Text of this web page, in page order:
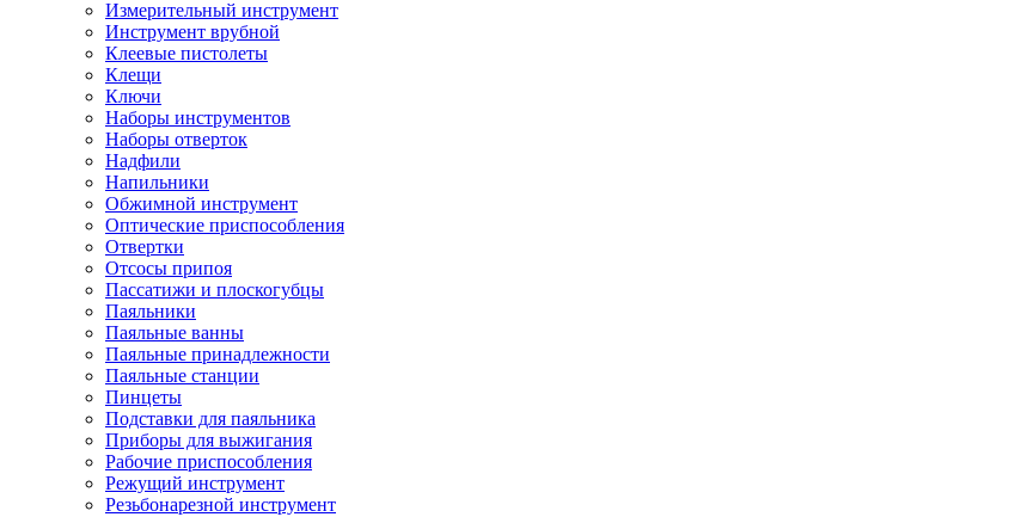
Измерительный инструмент
Инструмент врубной
Клеевые пистолеты
Клещи
Ключи
Наборы инструментов
Наборы отверток
Надфили
Напильники
Обжимной инструмент
Оптические приспособления
Отвертки
Отсосы припоя
Пассатижи и плоскогубцы
Паяльники
Паяльные ванны
Паяльные принадлежности
Паяльные станции
Пинцеты
Подставки для паяльника
Приборы для выжигания
Рабочие приспособления
Режущий инструмент
Резьбонарезной инструмент